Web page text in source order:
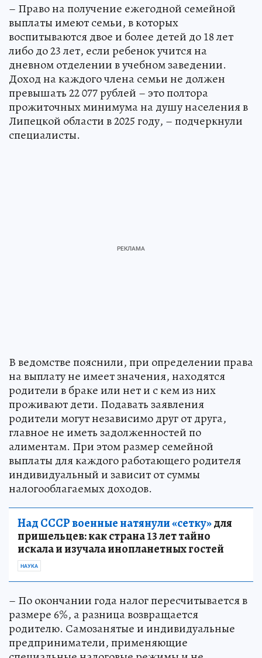
– Право на получение ежегодной семейной
выплаты имеют семьи, в которых
воспитываются двое и более детей до 18 лет
либо до 23 лет, если ребенок учится на
дневном отделении в учебном заведении.
Доход на каждого члена семьи не должен
превышать 22 077 рублей – это полтора
прожиточных минимума на душу населения в
Липецкой области в 2025 году, – подчеркнули
специалисты.
В ведомстве пояснили, при определении права
на выплату не имеет значения, находятся
родители в браке или нет и с кем из них
проживают дети. Подавать заявления
родители могут независимо друг от друга,
главное не иметь задолженностей по
алиментам. При этом размер семейной
выплаты для каждого работающего родителя
индивидуальный и зависит от суммы
налогооблагаемых доходов.
Над СССР военные натянули «сетку»для
пришельцев: как страна 13 лет тайно
искала и изучала инопланетных гостей
НАУКА
– По окончании года налог пересчитывается в
размере 6%, а разница возвращается
родителю. Самозанятые и индивидуальные
предприниматели, применяющие